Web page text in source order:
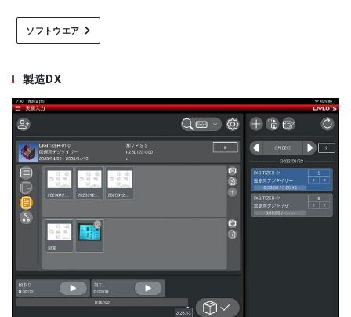
ソフトウエア
製造DX